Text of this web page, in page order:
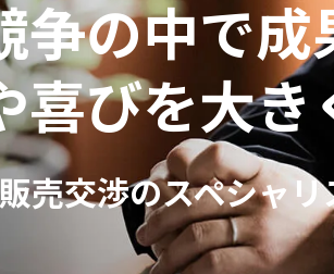
争の中で
喜びを大
売交渉のスペシャリ